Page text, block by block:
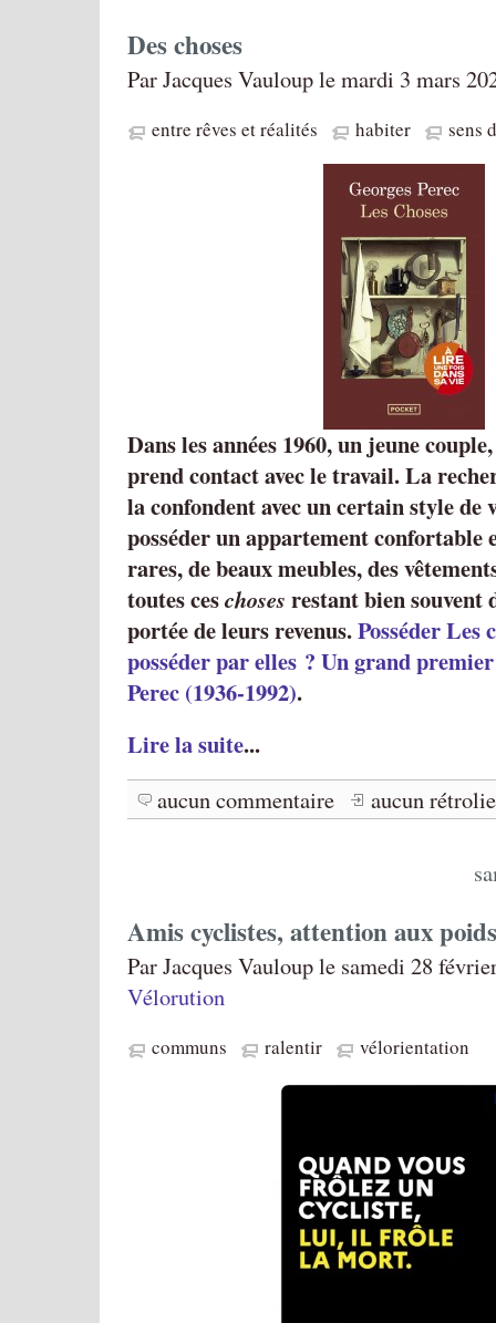
Des choses
Par Jacques Vauloup le mardi 3 mars
entre rêves et réalités habiter sens
Dans les années 1960, un jeune
prend contact avec le travail. La
la confondent avec un certain style de
posséder un appartement confortable
rares, de beaux meubles, des
toutes ceschoses restant bien souvent
portée de leurs revenus.Posséder Les
posséder par elles ? Un grand
Perec (1936-1992).
Lire la suite...
aucun commentaire aucun
Amis cyclistes, attention aux
Par Jacques Vauloup le samedi 28
Vélorution
communs ralentir vélorientation